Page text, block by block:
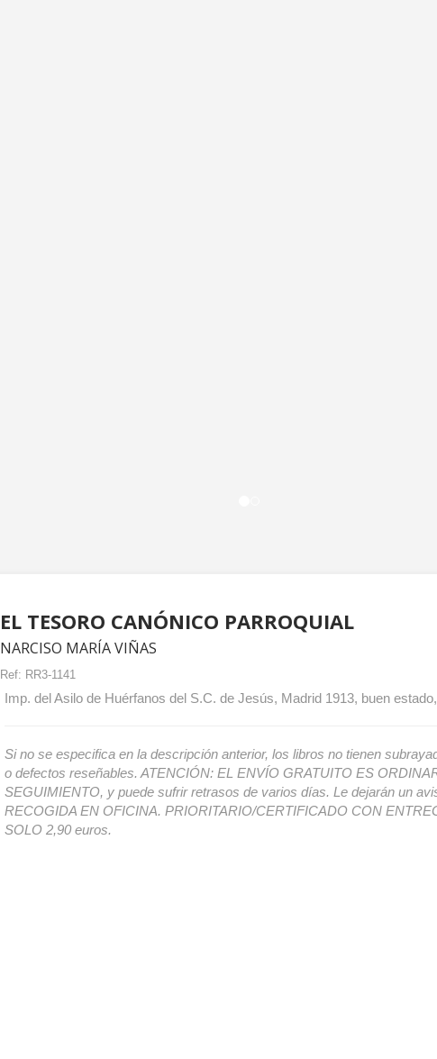
EL TESORO CANÓNICO PARROQUIAL
NARCISO MARÍA VIÑAS
Ref: RR3-1141
Imp. del Asilo de Huérfanos del S.C. de Jesús, Madrid 1913, buen
Si no se especifica en la descripción anterior, los libros no tienen
o defectos reseñables. ATENCIÓN: EL ENVÍO GRATUITO ES
SEGUIMIENTO, y puede sufrir retrasos de varios días. Le dejarán un
RECOGIDA EN OFICINA. PRIORITARIO/CERTIFICADO CON
SOLO 2,90 euros.